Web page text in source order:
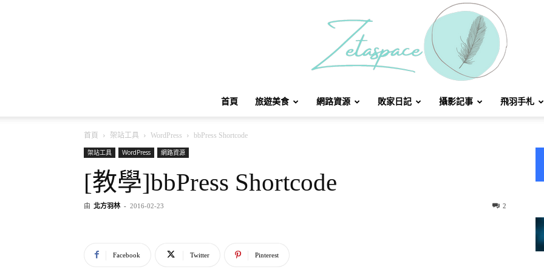
首頁 旅遊美食 網路資源 敗家日記 攝影記事 飛羽手札
首頁 架站工具 WordPress
bbPress Shortcode
架站工具
WordPress 網路資源
[教學]bbPress Shortcode
由 北方羽林 - 2016-02-23 2
Facebook Twitter Pinterest